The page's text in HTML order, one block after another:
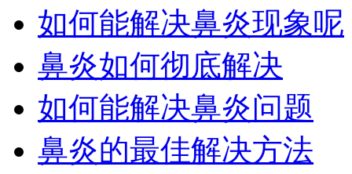
如何能解决鼻炎现象呢
鼻炎如何彻底解决
如何能解决鼻炎问题
鼻炎的最佳解决方法